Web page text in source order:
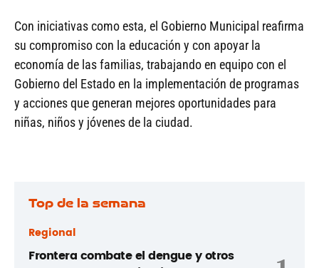
Con iniciativas como esta, el Gobierno Municipal reafirma
su compromiso con la educación y con apoyar la
economía de las familias, trabajando en equipo con el
Gobierno del Estado en la implementación de programas
y acciones que generan mejores oportunidades para
niñas, niños y jóvenes de la ciudad.
Top de la semana
Regional
Frontera combate el dengue y otros